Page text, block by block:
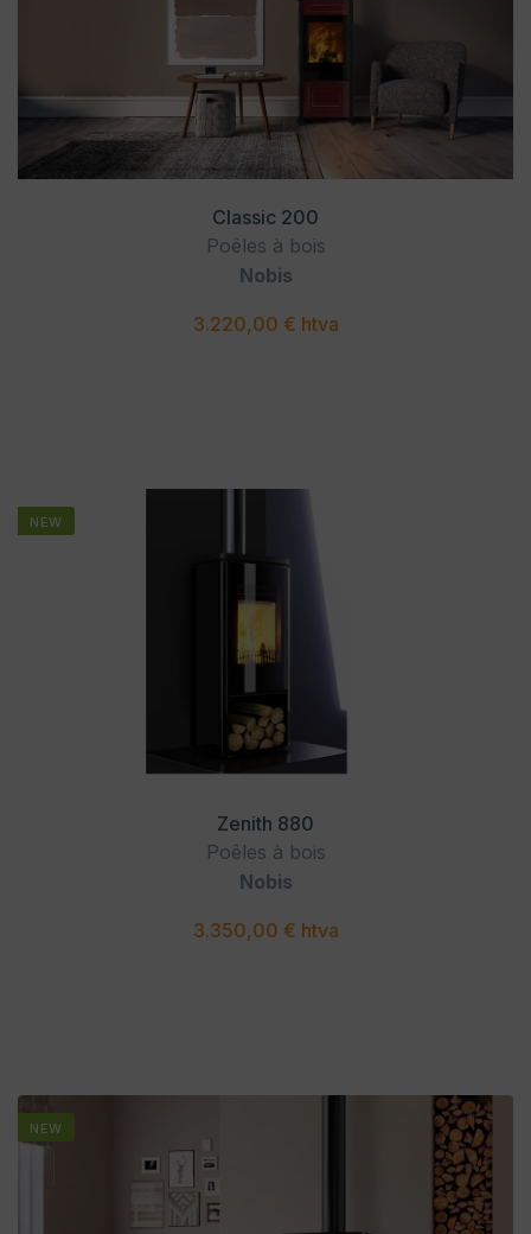
Classic 200
Poêles à bois
Nobis
3.220,00 € htva
NEW
Zenith 880
Poêles à bois
Nobis
3.350,00 € htva
NEW